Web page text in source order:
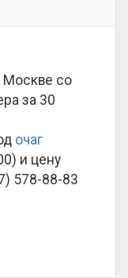
Москве со
за 30
очаг
и цену
578-88-83